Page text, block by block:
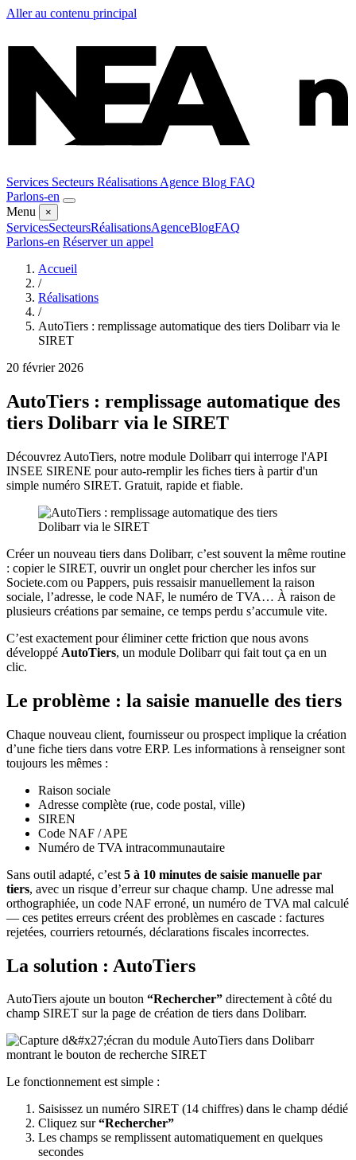
Aller au contenu principal
Services Secteurs Réalisations Agence Blog FAQ
Parlons-en
Menu
×
ServicesSecteursRéalisationsAgenceBlogFAQ
Parlons-en Réserver un appel
Accueil
/
Réalisations
/
AutoTiers : remplissage automatique des tiers Dolibarr via le
SIRET
20 février 2026
AutoTiers : remplissage automatique des
tiers Dolibarr via le SIRET
Découvrez AutoTiers, notre module Dolibarr qui interroge l'API
INSEE SIRENE pour auto-remplir les fiches tiers à partir d'un
simple numéro SIRET. Gratuit, rapide et fiable.
Créer un nouveau tiers dans Dolibarr, c’est souvent la même routine
: copier le SIRET, ouvrir un onglet pour chercher les infos sur
Societe.com ou Pappers, puis ressaisir manuellement la raison
sociale, l’adresse, le code NAF, le numéro de TVA… À raison de
plusieurs créations par semaine, ce temps perdu s’accumule vite.
C’est exactement pour éliminer cette friction que nous avons
développé AutoTiers, un module Dolibarr qui fait tout ça en un
clic.
Le problème : la saisie manuelle des tiers
Chaque nouveau client, fournisseur ou prospect implique la création
d’une fiche tiers dans votre ERP. Les informations à renseigner sont
toujours les mêmes :
Raison sociale
Adresse complète (rue, code postal, ville)
SIREN
Code NAF / APE
Numéro de TVA intracommunautaire
Sans outil adapté, c’est 5 à 10 minutes de saisie manuelle par
tiers, avec un risque d’erreur sur chaque champ. Une adresse mal
orthographiée, un code NAF erroné, un numéro de TVA mal calculé
— ces petites erreurs créent des problèmes en cascade : factures
rejetées, courriers retournés, déclarations fiscales incorrectes.
La solution : AutoTiers
AutoTiers ajoute un bouton “Rechercher” directement à côté du
champ SIRET sur la page de création de tiers dans Dolibarr.
Le fonctionnement est simple :
Saisissez un numéro SIRET (14 chiffres) dans le champ dédié
Cliquez sur“Rechercher”
Les champs se remplissent automatiquement en quelques
secondes